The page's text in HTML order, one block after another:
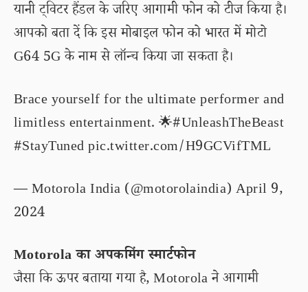
यानी ट्विटर हैंडल के जरिए आगामी फोन को टीज किया है।
आपको बता दें कि इस मोबाइल फोन को भारत में मोटो
G64 5G के नाम से लॉन्च किया जा सकता है।
Brace yourself for the ultimate performer and
limitless entertainment. 🌟#UnleashTheBeast
#StayTunedpic.twitter.com/H9GCVifTML
— Motorola India (@motorolaindia)April 9,
2024
Motorola का अपकमिंग स्मार्टफोन
जैसा कि ऊपर बताया गया है, Motorola ने आगामी